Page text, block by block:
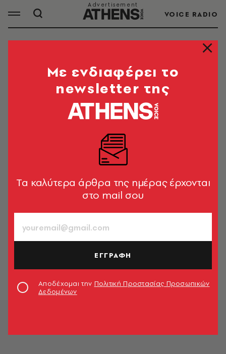
VOICE RADIO
ΗΘΟΠΟΙΟΙ
ΟΛΑ ΤΑ ΑΡΘΡΑ ΤΟΥ TAG
TV + SERIES
Σόφι Τέρνερ - Διακόπτονται τα
γυρίσματα της σειράς της Amazon
ΕΛΛΑΔΑ
Πέθανε ο ηθοποιός Στέλιος
Καλογερόπουλος
Newsroom
Mε ενδιαφέρει το
newsletter της
Tα καλύτερα άρθρα της ημέρας έρχονται
στο mail σου
ΕΓΓΡΑΦΗ
Αποδέχομαι την Πολιτική Προστασίας Προσωπικών
Δεδομένων